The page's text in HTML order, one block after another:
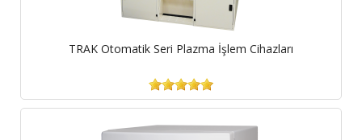
TRAK Otomatik Seri Plazma İşlem Cihazları